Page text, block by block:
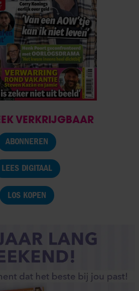
VERKRIJGBAAR
ABONNEREN
LEES DIGITAAL
LOS KOPEN